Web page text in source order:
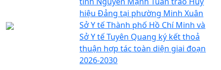
hiệu Đảng tại phường Minh Xuân
Sở Y tế Thành phố Hồ Chí Minh và
Sở Y tế Tuyên Quang ký kết thoả
thuận hợp tác toàn diện giai đoạn
2026-2030